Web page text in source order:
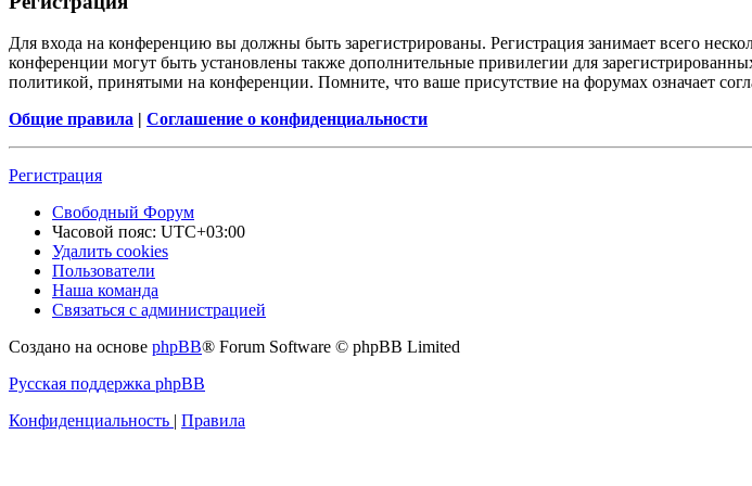
Для входа на конференцию вы должны быть зарегистрированы. Регистрация занимает всего
конференции могут быть установлены также дополнительные привилегии для
политикой, принятыми на конференции. Помните, что ваше присутствие на форумах означает
Общие правила | Соглашение о конфиденциальности
Регистрация
Свободный Форум
Часовой пояс: UTC+03:00
Удалить cookies
Пользователи
Наша команда
Связаться с администрацией
Создано на основе phpBB® Forum Software © phpBB Limited
Русская поддержка phpBB
Конфиденциальность | Правила